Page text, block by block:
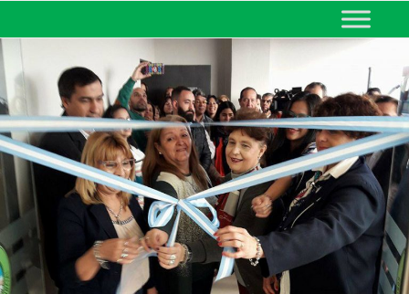
MINISTERIO DE EDUCACIÓN
DE CORRIENTES